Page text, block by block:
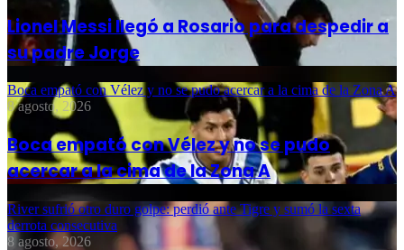
Lionel Messi llegó a Rosario para despedir a
su padre Jorge
Boca empató con Vélez y no se pudo acercar a la cima de la Zona A
8 agosto, 2026
Boca empató con Vélez y no se pudo
acercar a la cima de la Zona A
River sufrió otro duro golpe: perdió ante Tigre y sumó la sexta
derrota consecutiva
8 agosto, 2026